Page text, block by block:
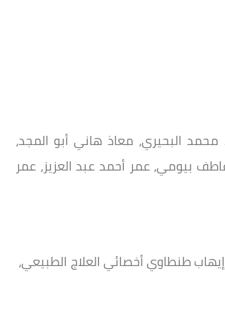
البحيري، معاذ هاني أبو المجد،
بيومي، عمر أحمد عبد العزيز، عمر
طنطاوي أخصائي العلاج الطبيعي،